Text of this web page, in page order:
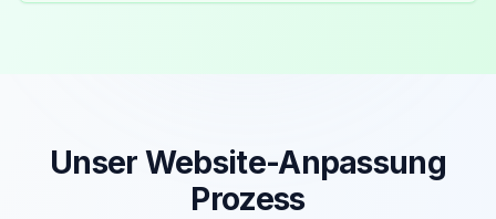
Unser Website-Anpassung
Prozess